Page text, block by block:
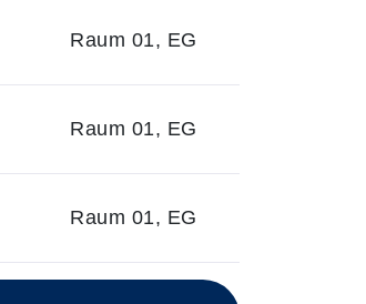
Raum 01, EG
Raum 01, EG
Raum 01, EG